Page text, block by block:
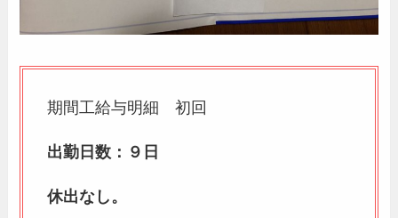
期間工給与明細 初回
出勤日数：９日
休出なし。